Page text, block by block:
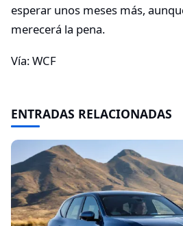
esperar unos meses más,
merecerá la pena.
Vía: WCF
ENTRADAS RELACIONADAS